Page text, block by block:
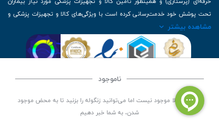
ناموجود
این کالا فعلا موجود نیست اما می‌توانید زنگوله را بزنید تا به محض موجود
شدن، به شما خبر دهیم
تحت پوشش خود خدمت‌رسانی کرده است با ویژگی‌های کالا و تجهیزات پزشکی و
برترین برندهای موجود در بازار اطلاعات بسیار ارزشمندی را دارا می‌باشد
| تلفن تماس : 36333383-035 | ایمیل: Info@Sib115.com
مشاهده بیشتر
کلیه حقوق این سایت متعلق به سیب 115 ( فروشگاه لوازم پزشکی سیب 115 ) است، توسعه و
کدنویسی توسطسپکام سیستم